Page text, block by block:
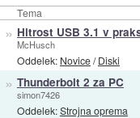
Tema
» Hitrost USB 3.1 v
McHusch
Oddelek: Novice/Diski
» Thunderbolt 2 za PC
simon7426
Oddelek:Strojna oprema